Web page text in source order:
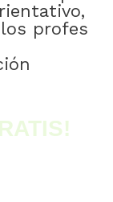
,
los profes